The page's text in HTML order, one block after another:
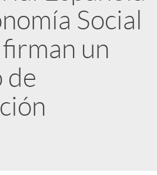
Social
firman un
de